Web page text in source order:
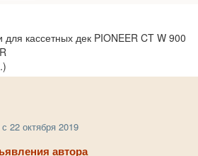
кассетных дек PIONEER CT W 900
22 октября 2019
автора